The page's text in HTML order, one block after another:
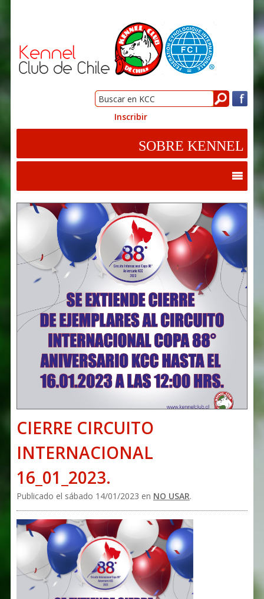
Inscribir
CIERRE CIRCUITO
INTERNACIONAL
16_01_2023.
Publicado el sábado 14/01/2023 en NO USAR.